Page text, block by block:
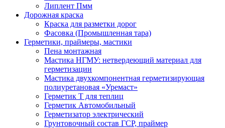
Липлент Пмм
Дорожная краска
Краска для разметки дорог
Фасовка (Промышленная тара)
Герметики, праймеры, мастики
Пена монтажная
Мастика НГМУ: нетвердеющий материал для
герметизации
Мастика двухкомпонентная герметизирующая
полиуретановая «Уремаст»
Герметик Т для теплиц
Герметик Автомобильный
Герметизатор электрический
Грунтовочный состав ГСР, праймер